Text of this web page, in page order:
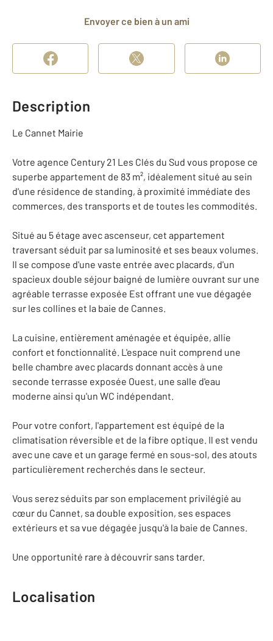
Envoyer ce bien à un ami
Description
Le Cannet Mairie
Votre agence Century 21 Les Clés du Sud vous propose ce
superbe appartement de 83 m², idéalement situé au sein
d'une résidence de standing, à proximité immédiate des
commerces, des transports et de toutes les commodités.
Situé au 5 étage avec ascenseur, cet appartement
traversant séduit par sa luminosité et ses beaux volumes.
Il se compose d'une vaste entrée avec placards, d'un
spacieux double séjour baigné de lumière ouvrant sur une
agréable terrasse exposée Est offrant une vue dégagée
sur les collines et la baie de Cannes.
La cuisine, entièrement aménagée et équipée, allie
confort et fonctionnalité. L'espace nuit comprend une
belle chambre avec placards donnant accès à une
seconde terrasse exposée Ouest, une salle d'eau
moderne ainsi qu'un WC indépendant.
Pour votre confort, l'appartement est équipé de la
climatisation réversible et de la fibre optique. Il est vendu
avec une cave et un garage fermé en sous-sol, des atouts
particulièrement recherchés dans le secteur.
Vous serez séduits par son emplacement privilégié au
cœur du Cannet, sa double exposition, ses espaces
extérieurs et sa vue dégagée jusqu'à la baie de Cannes.
Une opportunité rare à découvrir sans tarder.
Localisation